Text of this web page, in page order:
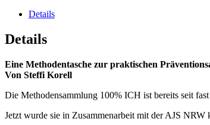
Details
Details
Eine Methodentasche zur praktischen
Von Steffi Korell
Die Methodensammlung 100% ICH ist bereits seit
Jetzt wurde sie in Zusammenarbeit mit der AJS